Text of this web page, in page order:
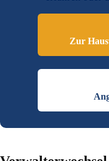
Zur